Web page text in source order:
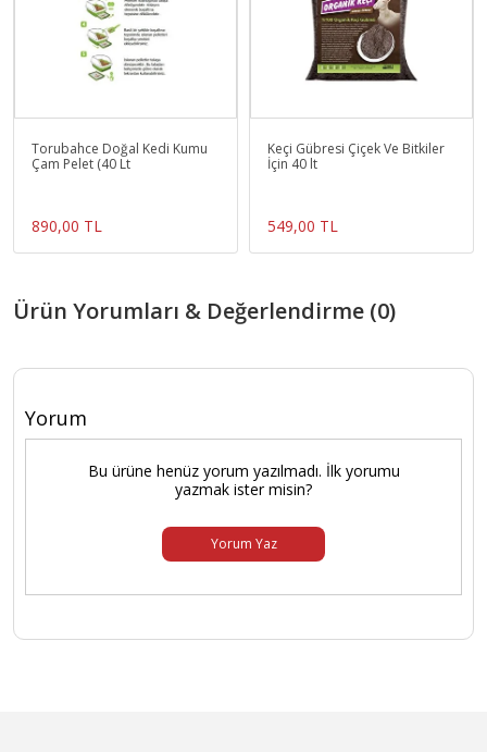
Torubahce Doğal Kedi Kumu
Çam Pelet (40 Lt
890,00 TL
Keçi Gübresi Çiçek Ve Bitkiler
İçin 40 lt
549,00 TL
Ürün Yorumları & Değerlendirme (0)
Yorum
Bu ürüne henüz yorum yazılmadı. İlk yorumu
yazmak ister misin?
Yorum Yaz